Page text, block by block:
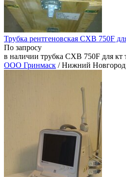
Трубка рентгеновская CXB 750F
По запросу
в наличии трубка CXB 750F для кт
ООО Гринмаск / Нижний Новгород